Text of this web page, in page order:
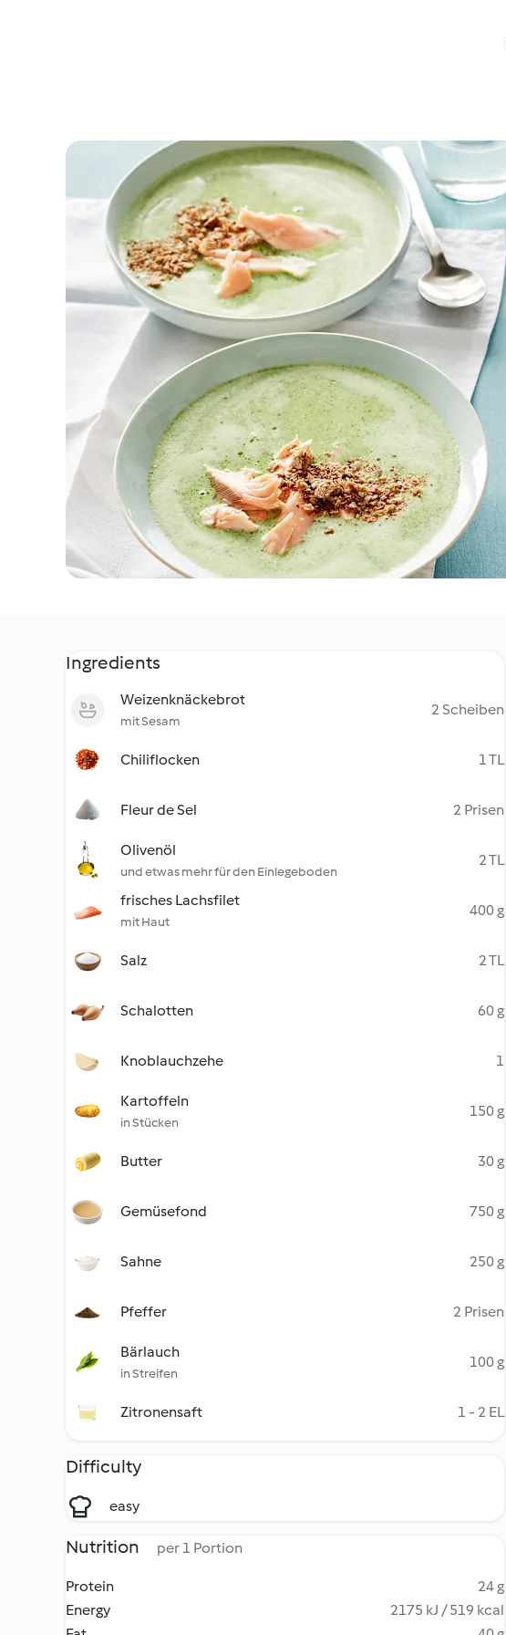
Ingredients
Weizenknäckebrot
mit Sesam
2 Scheiben
Chiliflocken 1 TL
Fleur de Sel 2 Prisen
Olivenöl
und etwas mehr für den Einlegeboden
2 TL
frisches Lachsfilet
mit Haut
400 g
Salz 2 TL
Schalotten 60 g
Knoblauchzehe 1
Kartoffeln
in Stücken
150 g
Butter 30 g
Gemüsefond 750 g
Sahne 250 g
Pfeffer 2 Prisen
Bärlauch
in Streifen
100 g
Zitronensaft 1 - 2 EL
Difficulty
easy
Nutrition per 1 Portion
Protein
24 g
Energy
2175 kJ / 519 kcal